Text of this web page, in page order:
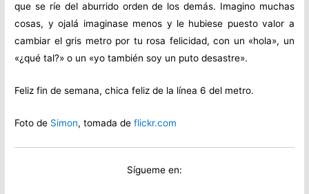
que se ríe del aburrido orden de los demás. Imagino muchas
cosas, y ojalá imaginase menos y le hubiese puesto valor a
cambiar el gris metro por tu rosa felicidad, con un «hola», un
«¿qué tal?» o un «yo también soy un puto desastre».
Feliz fin de semana, chica feliz de la línea 6 del metro.
Foto de Simon, tomada deflickr.com
Sígueme en: